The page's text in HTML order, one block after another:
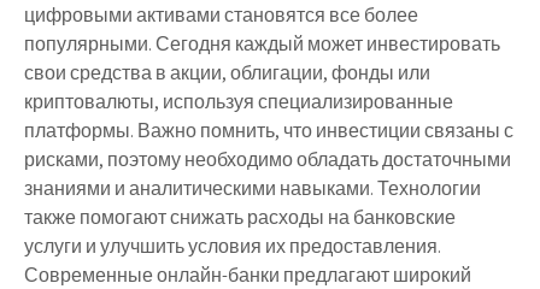
цифровыми активами становятся все более
популярными. Сегодня каждый может инвестировать
свои средства в акции, облигации, фонды или
криптовалюты, используя специализированные
платформы. Важно помнить, что инвестиции связаны с
рисками, поэтому необходимо обладать достаточными
знаниями и аналитическими навыками. Технологии
также помогают снижать расходы на банковские
услуги и улучшить условия их предоставления.
Современные онлайн-банки предлагают широкий